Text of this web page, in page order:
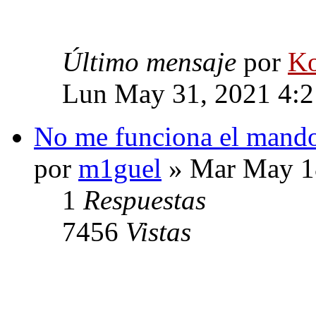
Último mensaje por
Lun May 31, 2021
No me funciona el
por m1guel » Mar May
1 Respuestas
7456 Vistas